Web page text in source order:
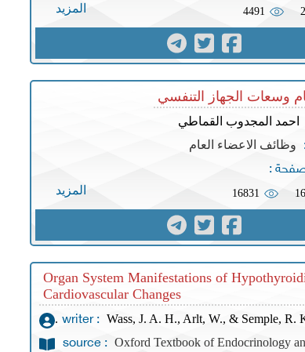
4491 المزيد
وسعات الجهاز التنفسي
احمد المجدوب القماطي
وظائف الاعضاء العام
:
16831 المزيد
Organ System Manifestations of
Cardiovascular Changes
writer : Wass, J. A. H., Arlt, W., & Semple, R.
source : Oxford Textbook of Endocrinology